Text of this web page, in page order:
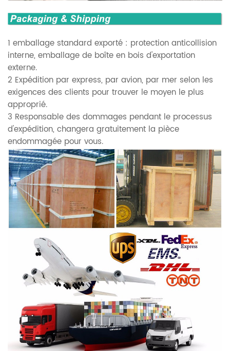
1 emballage standard exporté : protection anticollision
interne, emballage de boîte en bois d'exportation
externe.
2 Expédition par express, par avion, par mer selon les
exigences des clients pour trouver le moyen le plus
approprié.
3 Responsable des dommages pendant le processus
d'expédition, changera gratuitement la pièce
endommagée pour vous.